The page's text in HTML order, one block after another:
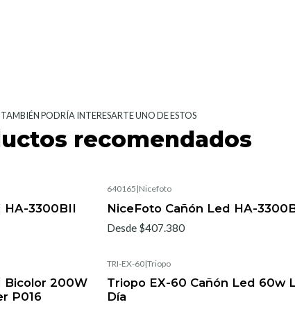
TAMBIÉN PODRÍA INTERESARTE UNO DE ESTOS
recomendados
HA-3300BII
640165 |Nicefoto
NiceFoto Cañón Led HA-
Desde $407.380
Bicolor 200W
P016
TRI-EX-60|Triopo
Triopo EX-60 Cañón Led 60w
Día